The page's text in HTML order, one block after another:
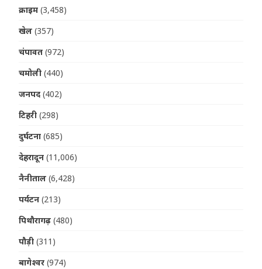
क्राइम (3,458)
खेल (357)
चंपावत (972)
चमोली (440)
जनपद (402)
टिहरी (298)
दुर्घटना (685)
देहरादून (11,006)
नैनीताल (6,428)
पर्यटन (213)
पिथौरागढ़ (480)
पौड़ी (311)
बागेश्वर (974)